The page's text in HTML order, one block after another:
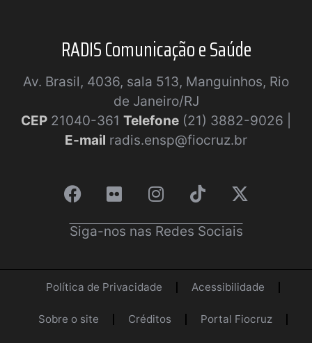
RADIS Comunicação e Saúde
Av. Brasil, 4036, sala 513, Manguinhos, Rio
de Janeiro/RJ
CEP 21040-361 Telefone (21) 3882-9026 |
E-mail radis.ensp@fiocruz.br
Siga-nos nas Redes Sociais
Política de Privacidade Acessibilidade
Sobre o site Créditos Portal Fiocruz